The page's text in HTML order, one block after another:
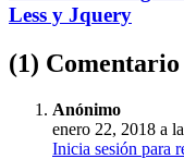
Less y Jquery
(1) Comentario
Anónimo
enero 22, 2018 a
Inicia sesión para